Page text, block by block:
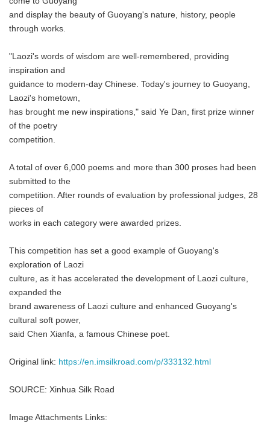
and display the beauty of Guoyang's nature, history, people
through works.
"Laozi's words of wisdom are well-remembered, providing
inspiration and
guidance to modern-day Chinese. Today's journey to Guoyang,
Laozi's hometown,
has brought me new inspirations," said Ye Dan, first prize winner
of the poetry
competition.
A total of over 6,000 poems and more than 300 proses had been
submitted to the
competition. After rounds of evaluation by professional judges, 28
pieces of
works in each category were awarded prizes.
This competition has set a good example of Guoyang's
exploration of Laozi
culture, as it has accelerated the development of Laozi culture,
expanded the
brand awareness of Laozi culture and enhanced Guoyang's
cultural soft power,
said Chen Xianfa, a famous Chinese poet.
Original link: https://en.imsilkroad.com/p/333132.html
SOURCE: Xinhua Silk Road
Image Attachments Links: